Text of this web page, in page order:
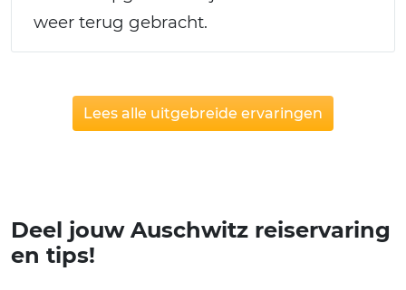
weer terug gebracht.
Lees alle uitgebreide ervaringen
Deel jouw Auschwitz reiservaring
en tips!